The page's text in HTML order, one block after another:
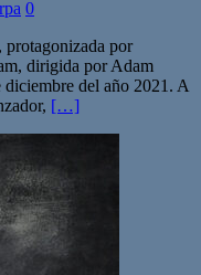
0
por
dirigida por Adam
del año 2021. A
[…]